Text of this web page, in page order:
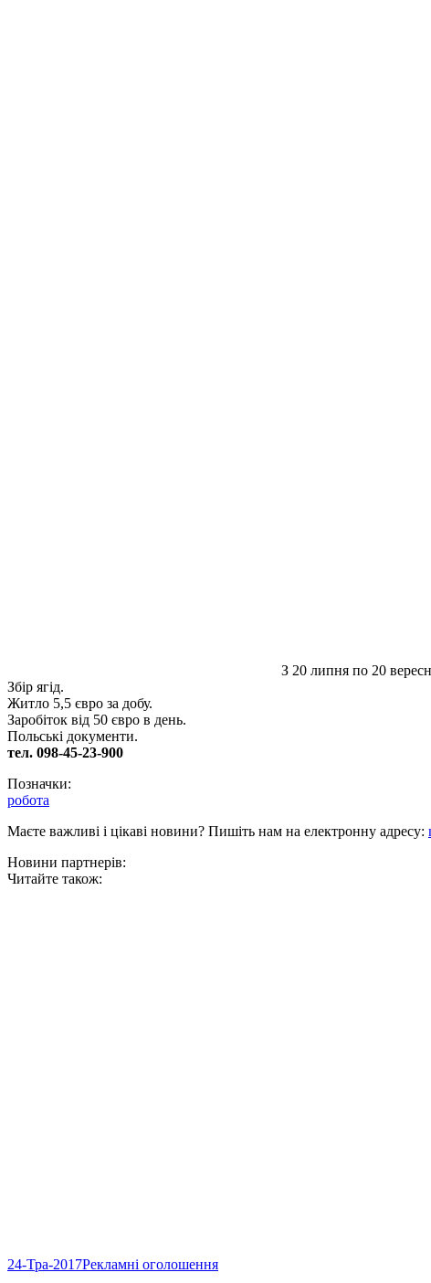
З 20 липня по 20
Збір ягід.
Житло 5,5 євро за добу.
Заробіток від 50 євро в день.
Польські документи.
тел. 098-45-23-900
Позначки:
робота
Маєте важливі і цікаві новини? Пишіть нам на електронну адресу:
Новини партнерів:
Читайте також:
24-Тра-2017Рекламні оголошення